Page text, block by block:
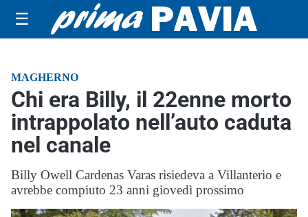
☰
MAGHERNO
Chi era Billy, il 22enne morto
intrappolato nell’auto caduta
nel canale
Billy Owell Cardenas Varas risiedeva a Villanterio e
avrebbe compiuto 23 anni giovedì prossimo